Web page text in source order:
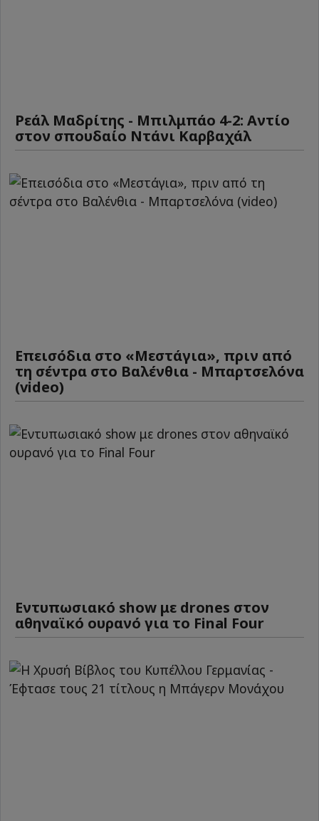
Ρεάλ Μαδρίτης - Μπιλμπάο 4-2: Αντίο
στον σπουδαίο Ντάνι Καρβαχάλ
Επεισόδια στο «Μεστάγια», πριν από
τη σέντρα στο Βαλένθια - Μπαρτσελόνα
(video)
Εντυπωσιακό show με drones στον
αθηναϊκό ουρανό για το Final Four